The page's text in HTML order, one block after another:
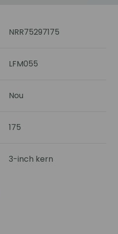
NRR75297175
LFM055
Nou
175
3-inch kern